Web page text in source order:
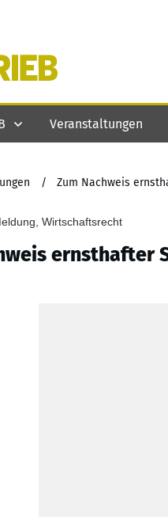
Veranstaltungen
/ Zum Nachweis
Wirtschaftsrecht
ernsthafter